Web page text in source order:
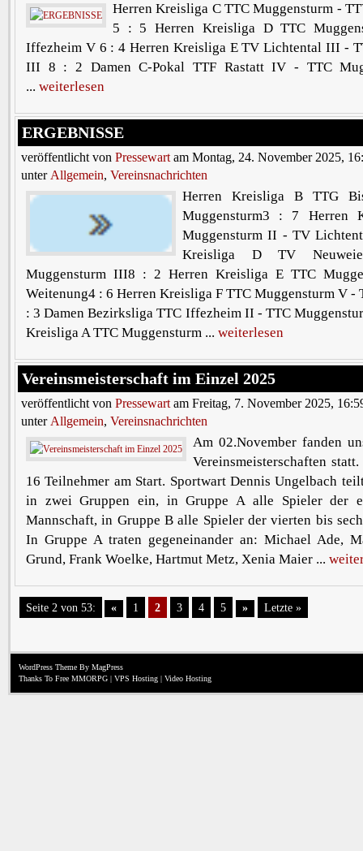
Herren Kreisliga C TTC Muggensturm -
5 : 5 Herren Kreisliga D TTC
Iffezheim V 6 : 4 Herren Kreisliga E TV Lichtental III -
III 8 : 2 Damen C-Pokal TTF Rastatt IV - TTC
... weiterlesen
ERGEBNISSE
veröffentlicht von Pressewart am Montag, 24. November 2025,
unter Allgemein, Vereinsnachrichten
Herren Kreisliga B TTG
Muggensturm3 : 7 Herren
Muggensturm II - TV
Kreisliga D TV
Muggensturm III8 : 2 Herren Kreisliga E TTC
Weitenung4 : 6 Herren Kreisliga F TTC Muggensturm V -
: 3 Damen Bezirksliga TTC Iffezheim II - TTC
Kreisliga A TTC Muggensturm ... weiterlesen
Vereinsmeisterschaft im Einzel 2025
veröffentlicht von Pressewart am Freitag, 7. November 2025,
unter Allgemein, Vereinsnachrichten
Am 02.November fanden
Vereinsmeisterschaften
16 Teilnehmer am Start. Sportwart Dennis Ungelbach
in zwei Gruppen ein, in Gruppe A alle Spieler der
Mannschaft, in Gruppe B alle Spieler der vierten bis
In Gruppe A traten gegeneinander an: Michael Ade,
Grund, Frank Woelke, Hartmut Metz, Xenia Maier ...
Seite 2 von 53: « 1 2 3 4 5 » Letzte »
WordPress Theme By MagPress
Thanks To Free MMORPG | VPS Hosting | Video Hosting